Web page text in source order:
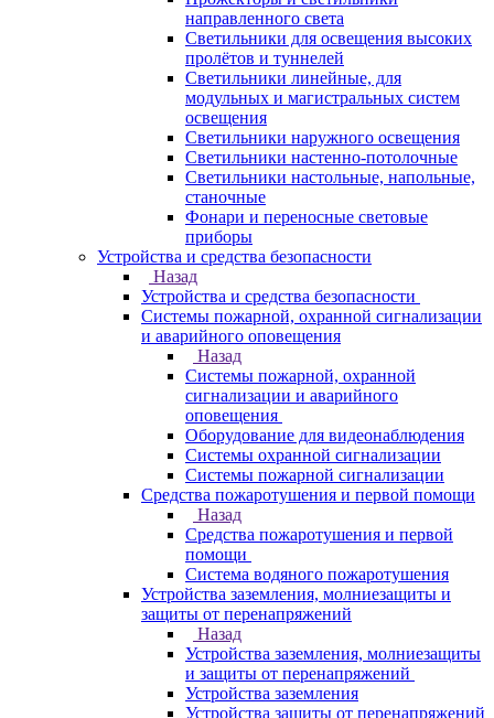
направленного света
Светильники для освещения высоких
пролётов и туннелей
Светильники линейные, для
модульных и магистральных систем
освещения
Светильники наружного освещения
Светильники настенно-потолочные
Светильники настольные, напольные,
станочные
Фонари и переносные световые
приборы
Устройства и средства безопасности
Назад
Устройства и средства безопасности
Системы пожарной, охранной сигнализации
и аварийного оповещения
Назад
Системы пожарной, охранной
сигнализации и аварийного
оповещения
Оборудование для видеонаблюдения
Системы охранной сигнализации
Системы пожарной сигнализации
Средства пожаротушения и первой помощи
Назад
Средства пожаротушения и первой
помощи
Система водяного пожаротушения
Устройства заземления, молниезащиты и
защиты от перенапряжений
Назад
Устройства заземления, молниезащиты
и защиты от перенапряжений
Устройства заземления
Устройства защиты от перенапряжений